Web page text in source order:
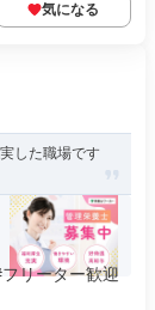
気になる
した職場です
リーター歓迎